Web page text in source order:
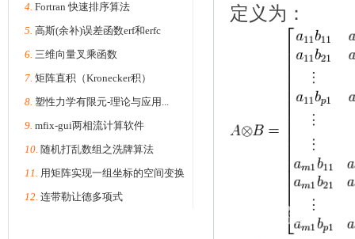
4. Fortran 快速排序算法
5. 高斯(余补)误差函数erf和erfc
6. 三维向量叉乘函数
7. 矩阵直积（Kronecker积）
8. 塑性力学有限元-理论与应用...
9. mfix-gui两相流计算软件
10. 随机打乱数组之洗牌算法
11. 用矩阵实现一组坐标的空间变换
12. 连带勒让德多项式
定义为：